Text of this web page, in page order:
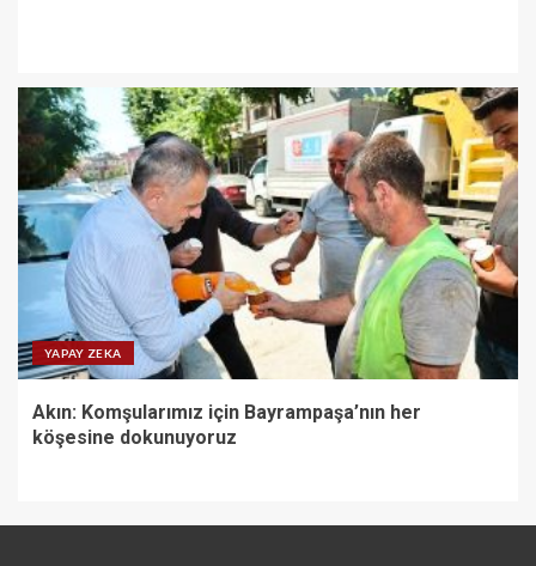
YAPAY ZEKA
Akın: Komşularımız için Bayrampaşa’nın her
köşesine dokunuyoruz